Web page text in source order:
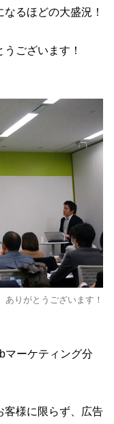
るほどの大盛況！
ございます！
りがとうございます！
マーケティング分
客様に限らず、広告